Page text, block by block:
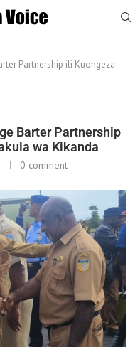
Partnership ili Kuongeza
Barter Partnership
wa Kikanda
0 comment